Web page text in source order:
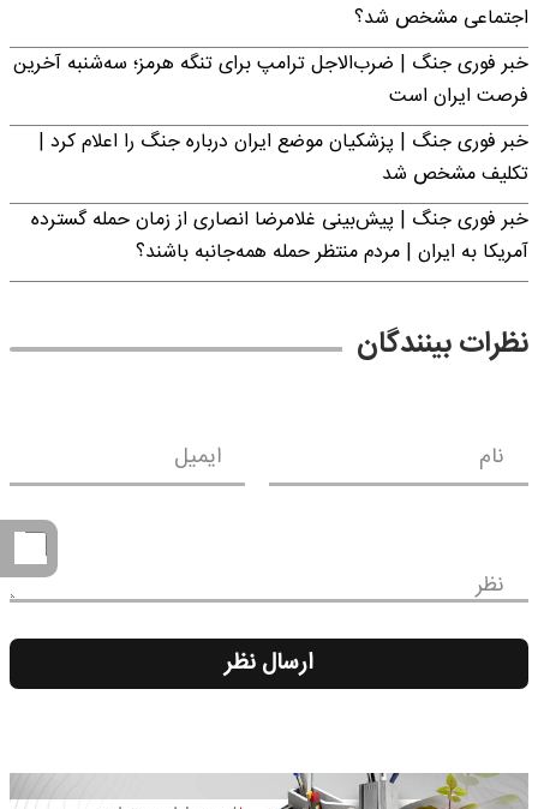
اجتماعی مشخص شد؟
خبر فوری جنگ | ضرب‌الاجل ترامپ برای تنگه هرمز؛ سه‌شنبه آخرین
فرصت ایران است
خبر فوری جنگ | پزشکیان موضع ایران درباره جنگ را اعلام کرد |
تکلیف مشخص شد
خبر فوری جنگ | پیش‌بینی غلامرضا انصاری از زمان حمله گسترده
آمریکا به ایران | مردم منتظر حمله همه‌جانبه باشند؟
نظرات بینندگان
نام ایمیل
نظر
ارسال نظر